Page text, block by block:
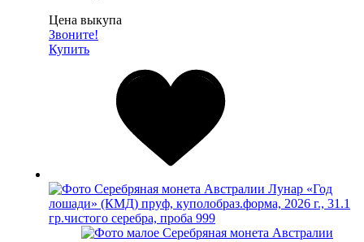
Цена выкупа
Звоните!
Купить